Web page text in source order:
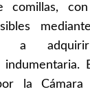
comillas,
a adquirir
la